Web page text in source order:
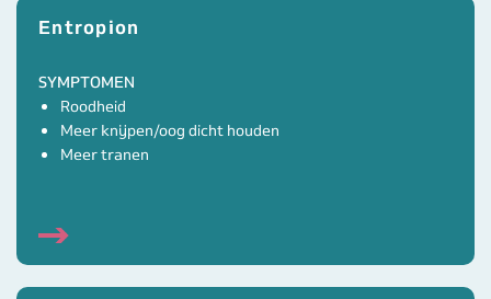
Entropion
SYMPTOMEN
Roodheid
Meer knijpen/oog dicht houden
Meer tranen